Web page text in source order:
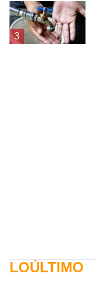
3
LOÚLTIMO